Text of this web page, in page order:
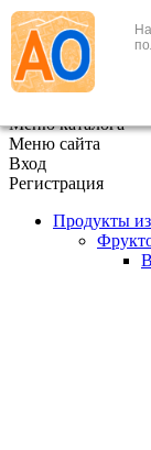
+7 (495) 646-888-1
В корзине 0
Меню каталога
Меню сайта
Вход
Регистрация
Продукты